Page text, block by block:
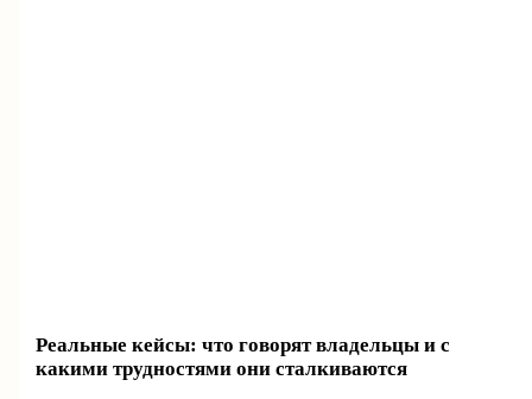
Реальные кейсы: что говорят владельцы и с
какими трудностями они сталкиваются